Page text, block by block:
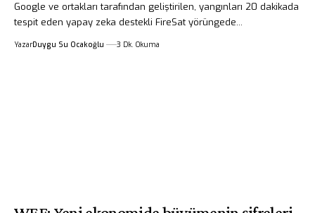
Google ve ortakları tarafından geliştirilen, yangınları 20 dakikada
tespit eden yapay zeka destekli FireSat yörüngede...
YazarDuygu Su Ocakoğlu 3 Dk. Okuma